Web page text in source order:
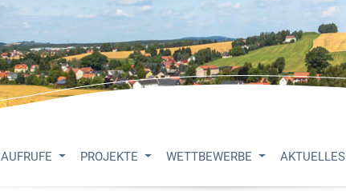
AUFRUFE PROJEKTE WETTBEWERBE AKTUELLES